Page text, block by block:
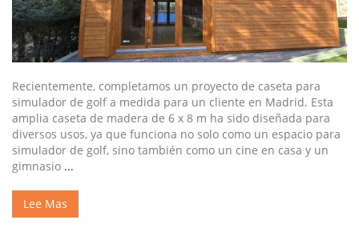
Recientemente, completamos un proyecto de caseta para
simulador de golf a medida para un cliente en Madrid. Esta
amplia caseta de madera de 6 x 8 m ha sido diseñada para
diversos usos, ya que funciona no solo como un espacio para
simulador de golf, sino también como un cine en casa y un
gimnasio ...
Lee Mas